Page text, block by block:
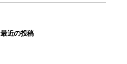
最近の投稿